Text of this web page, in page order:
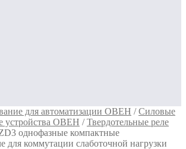
для автоматизации ОВЕН /Силовые
устройства ОВЕН /Твердотельные реле
однофазные компактные
для коммутации слаботочной нагрузки